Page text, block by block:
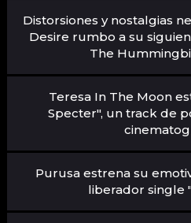
Distorsiones y nostalgias
Desire rumbo a su
The
Teresa In The Moon
Specter", un track de
Purusa estrena su
liberador single